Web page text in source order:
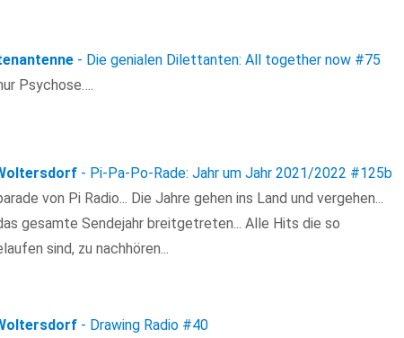
- Die genialen Dilettanten: All together now #75
Psychose….
- Pi-Pa-Po-Rade: Jahr um Jahr 2021/2022 #125b
von Pi Radio... Die Jahre gehen ins Land und vergehen...
gesamte Sendejahr breitgetreten... Alle Hits die so
sind, zu nachhören...
- Drawing Radio #40